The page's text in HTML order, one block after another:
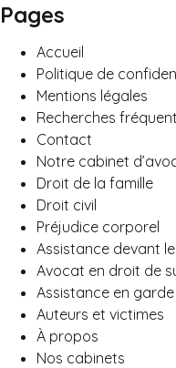
Pages
Accueil
Politique de
Mentions légales
Recherches
Contact
Notre cabinet
Droit de la famille
Droit civil
Préjudice corporel
Assistance devant
Avocat en droit de
Assistance en
Auteurs et victimes
À propos
Nos cabinets